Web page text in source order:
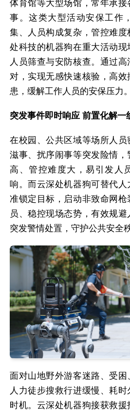
体育馆等大型场馆，常年承
事。这类大型活动安保工作
集、人员构成复杂，管控难
处科技的机器狗在重大活动
人员筛查与安防核查。通过
对，实现无感快速核验，高
患，缓解工作人员的安保压力。
突发事件即时响应 前置化解一
在校园、公共区域等场所人
滋事、扰序闹事等突发险情
高、管控难度大，易引发人
响。而云深处机器狗可替代
准锁定目标，启动非致命网枪
员、稳控现场态势，有效规
突发警情处置，守护公共安全
面对山地野外游客迷路、受困
人力徒步搜救行进缓慢、耗
时机。云深处机器狗接获救